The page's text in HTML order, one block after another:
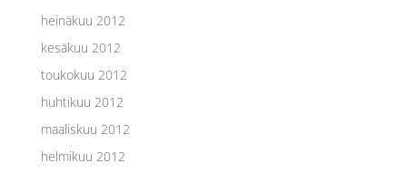
heinäkuu 2012
kesäkuu 2012
toukokuu 2012
huhtikuu 2012
maaliskuu 2012
helmikuu 2012